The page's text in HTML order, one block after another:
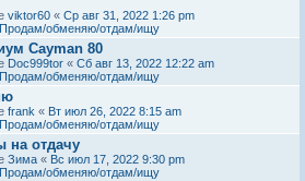
viktor60 « Ср авг 31, 2022 1:26 pm
Продам/обменяю/отдам/ищу
Cayman 80
Doc999tor « Сб авг 13, 2022 12:22 am
Продам/обменяю/отдам/ищу
frank « Вт июл 26, 2022 8:15 am
Продам/обменяю/отдам/ищу
на отдачу
Зима « Вс июл 17, 2022 9:30 pm
Продам/обменяю/отдам/ищу